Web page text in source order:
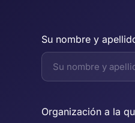
Su nombre y
Organización a la